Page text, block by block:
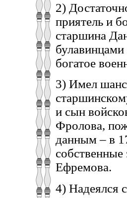
2)
приятель и
старшина
богатое
3) Имел
и сын
Фролова,
данным – в
Ефремова.
4) Надеялся